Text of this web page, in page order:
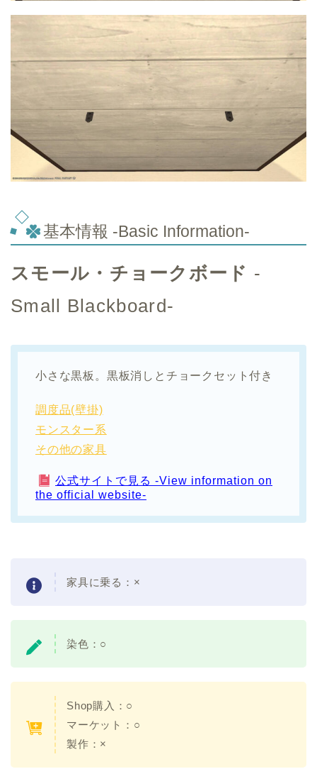
基本情報 -Basic Information-
スモール・チョークボード -
Small Blackboard-
小さな黒板。黒板消しとチョークセット付き
調度品(壁掛)
モンスター系
その他の家具
公式サイトで見る -View information on
the official website-
家具に乗る：×
染色：○
Shop購入：○
マーケット：○
製作：×